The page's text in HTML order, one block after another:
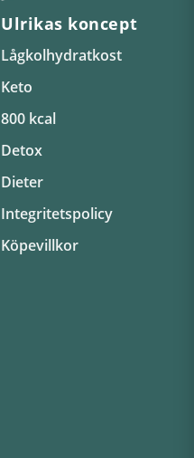
Ulrikas koncept
Lågkolhydratkost
Keto
800 kcal
Detox
Dieter
Integritetspolicy
Köpevillkor